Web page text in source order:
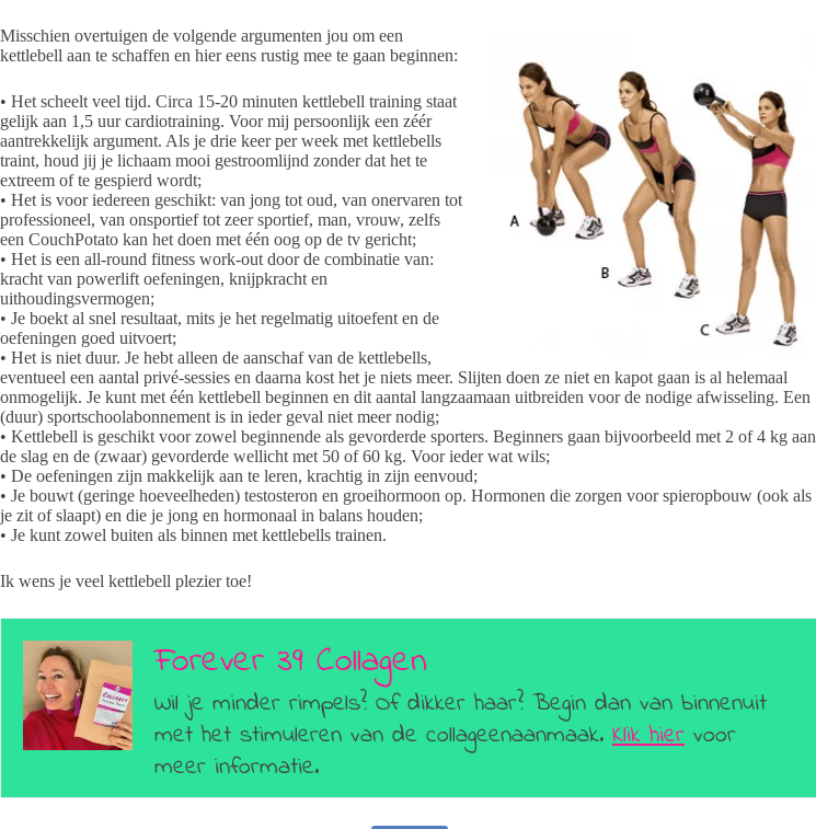
Misschien overtuigen de volgende argumenten jou om een
kettlebell aan te schaffen en hier eens rustig mee te gaan beginnen:
• Het scheelt veel tijd. Circa 15-20 minuten kettlebell training staat
gelijk aan 1,5 uur cardiotraining. Voor mij persoonlijk een zéér
aantrekkelijk argument. Als je drie keer per week met kettlebells
traint, houd jij je lichaam mooi gestroomlijnd zonder dat het te
extreem of te gespierd wordt;
• Het is voor iedereen geschikt: van jong tot oud, van onervaren tot
professioneel, van onsportief tot zeer sportief, man, vrouw, zelfs
een CouchPotato kan het doen met één oog op de tv gericht;
• Het is een all-round fitness work-out door de combinatie van:
kracht van powerlift oefeningen, knijpkracht en
uithoudingsvermogen;
• Je boekt al snel resultaat, mits je het regelmatig uitoefent en de
oefeningen goed uitvoert;
• Het is niet duur. Je hebt alleen de aanschaf van de kettlebells,
eventueel een aantal privé-sessies en daarna kost het je niets meer. Slijten doen ze niet en kapot gaan is al helemaal
onmogelijk. Je kunt met één kettlebell beginnen en dit aantal langzaamaan uitbreiden voor de nodige afwisseling. Een
(duur) sportschoolabonnement is in ieder geval niet meer nodig;
• Kettlebell is geschikt voor zowel beginnende als gevorderde sporters. Beginners gaan bijvoorbeeld met 2 of 4 kg aan
de slag en de (zwaar) gevorderde wellicht met 50 of 60 kg. Voor ieder wat wils;
• De oefeningen zijn makkelijk aan te leren, krachtig in zijn eenvoud;
• Je bouwt (geringe hoeveelheden) testosteron en groeihormoon op. Hormonen die zorgen voor spieropbouw (ook als
je zit of slaapt) en die je jong en hormonaal in balans houden;
• Je kunt zowel buiten als binnen met kettlebells trainen.
Ik wens je veel kettlebell plezier toe!
Forever 39 Collagen
Wil je minder rimpels? Of dikker haar? Begin dan van binnenuit
met het stimuleren van de collageenaanmaak. Klik hier voor
meer informatie.